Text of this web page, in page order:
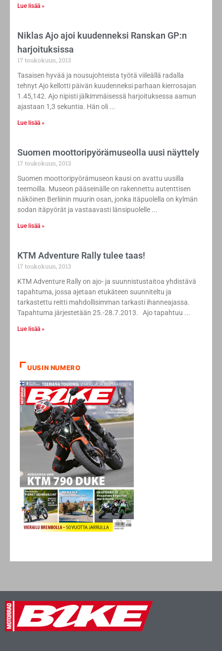
Lue lisää »
Niklas Ajo ajoi kuudenneksi Ranskan GP:n
harjoituksissa
17 toukokuun, 2013
Tasaisen hyvää ja nousujohteista työtä viileällä radalla
tehnyt Ajo kellotti päivän kuudenneksi parhaan kierrosajan
1.45,142. Ajo nipisti jälkimmäisessä harjoituksessa aamun
ajastaan 1,3 sekuntia. Hän oli
Lue lisää »
Suomen moottoripyörämuseolla uusi näyttely
17 toukokuun, 2013
Suomen moottoripyörämuseon kausi on avattu uusilla
teemoilla. Museon pääseinälle on rakennettu autenttisen
näköinen Berliinin muurin osan, jonka itäpuolella on kylmän
sodan itäpyörät ja vastaavasti länsipuolelle
Lue lisää »
KTM Adventure Rally tulee taas!
17 toukokuun, 2013
KTM Adventure Rally on ajo- ja suunnistustaitoa yhdistävä
tapahtuma, jossa ajetaan etukäteen suunniteltu ja
tarkastettu reitti mahdollisimman tarkasti ihanneajassa.
Tapahtuma järjestetään 25.-28.7.2013. Ajo tapahtuu
Lue lisää »
UUSIN NUMERO